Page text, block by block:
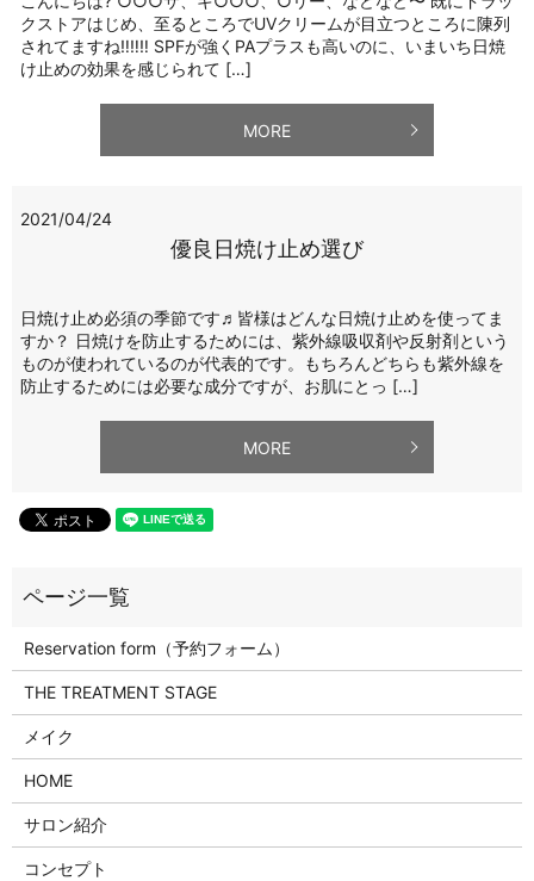
クストアはじめ、至るところでUVクリームが目立つところに陳列
されてますね‼️‼️‼️ SPFが強くPAプラスも高いのに、いまいち日焼
け止めの効果を感じられて […]
MORE
2021/04/24
優良日焼け止め選び
日焼け止め必須の季節です♬皆様はどんな日焼け止めを使ってま
すか？ 日焼けを防止するためには、紫外線吸収剤や反射剤という
ものが使われているのが代表的です。もちろんどちらも紫外線を
防止するためには必要な成分ですが、お肌にとっ […]
MORE
Reservation form（予約フォーム）
THE TREATMENT STAGE
メイク
HOME
サロン紹介
コンセプト